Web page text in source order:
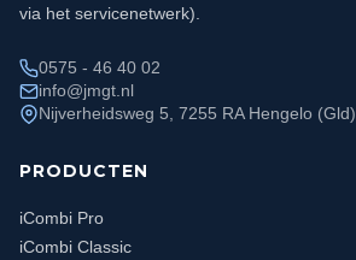
via het servicenetwerk).
0575 - 46 40 02
info@jmgt.nl
Nijverheidsweg 5, 7255 RA Hengelo (Gld)
PRODUCTEN
iCombi Pro
iCombi Classic